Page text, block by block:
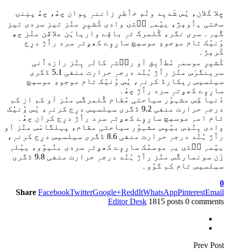
چِلا کَلان، یُس شٔدیٖد ونٛدٕ خٲطرٕ زاننہٕ یِوان چھُ، چھُ پنٕنۍ
سختی ہٲومٕژ، ییٚمہِ سۭتۍ وادی کٔشیٖرِ منٛز تیز سردی تیز
گٔیہِ۔ سری نگر، گُلمرگ تہٕ باقٕے واریاہَن علاقَن منٛز چھِ
وُنیُک تام موجودٕ موسمٕچ سارِوٕے کھۄتہٕ سرد رٲژ درٕج
کٔرمٕژ۔
کٔشیٖرِ موسمہٕ مُطٲبِق آو رٮ۪تہٕ کالہِ ہٕنٛز رازدٲنی
سرینگرَس منٛز رٲژ ہُنٛد درجہٕ حرارت منفی 5.1 ڈگری
سیلسیس ریکارڈ کرنہٕ، یُس وُنیُک تام موجودٕ موسمٕچ
سارِوٕے کھۄتہٕ سرد رٲژ چھُ۔
دُنیا کِس مشہوٗر سیاحتی مُقام گُلمرگَس منٛز آو کم از کم
درجہٕ حرارت منفی 9.2 ڈگری سیلسیس درٕج کرنہٕ، یُس وُنیُک
تام امہِ موسمٕچ سارِوٕے کھۄتہٕ سرد رٲژ درٕج کران چھُ۔
وادی ہٕنٛدِس بیٚیِس مشہوٗر سیاحتی مقام، پہلگامَس منٛز آو
رٲژ ہُنٛد درجہٕ حرارت منفی 8.6 ڈگری سیلسیس درٕج کرنہٕ،
ییٚمہِ سۭتۍ یہِ موسمُک سارِوٕے کھۄتہٕ سردی بنٛیوٚو، ییٚلہِ
زَن سونمارگَس منٛز رٲژ ہُنٛد درجہٕ حرارت منفی 9.8 ڈگری
سیلسیس تام کم گوٚو۔
0
Share FacebookTwitterGoogle+ReddItWhatsAppPinterestEmail
Editor Desk 1815 posts 0 comments
Prev Post